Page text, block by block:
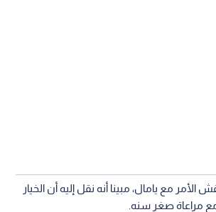
الأمر مع يامال، مبينا أنه نقل إليه أن الخيار
مع مراعاة صغر سنه.